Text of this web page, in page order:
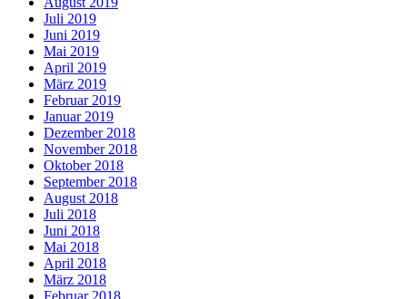
Juli 2019
Juni 2019
Mai 2019
April 2019
März 2019
Februar 2019
Januar 2019
Dezember 2018
November 2018
Oktober 2018
September 2018
August 2018
Juli 2018
Juni 2018
Mai 2018
April 2018
März 2018
Februar 2018